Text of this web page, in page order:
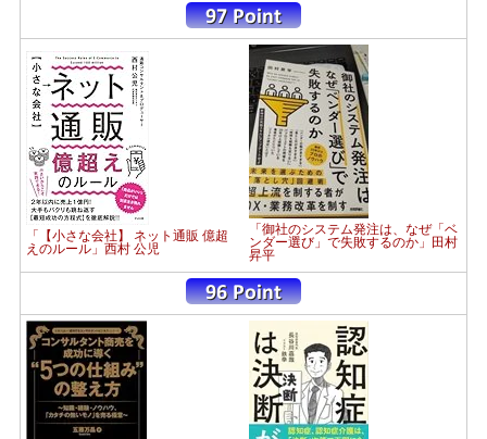
「【小さな会社】 ネット通販 億超
えのルール」西村 公児
「御社のシステム発注は、なぜ「ベ
ンダー選び」で失敗するのか」田村
昇平